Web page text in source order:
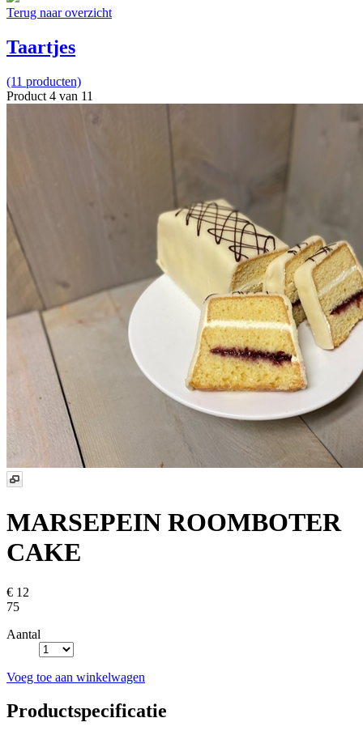
Terug naar overzicht
Taartjes
(11 producten)
Product 4 van 11
MARSEPEIN ROOMBOTER
CAKE
€ 12
75
Aantal
Voeg toe aan winkelwagen
Productspecificatie